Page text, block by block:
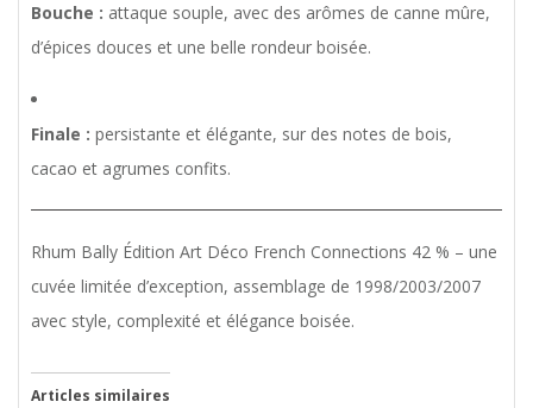
Bouche : attaque souple, avec des arômes de canne mûre,
d’épices douces et une belle rondeur boisée.
Finale : persistante et élégante, sur des notes de bois,
cacao et agrumes confits.
Rhum Bally Édition Art Déco French Connections 42 % – une
cuvée limitée d’exception, assemblage de 1998/2003/2007
avec style, complexité et élégance boisée.
Articles similaires